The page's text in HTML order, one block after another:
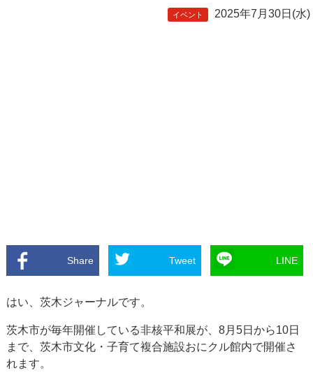
イベント 2025年7月30日(水)
Share Tweet LINE
はい、茨木ジャーナルです。
茨木市が毎年開催している非核平和展が、8月5日から10日
まで、茨木市文化・子育て複合施設おにクル館内で開催さ
れます。